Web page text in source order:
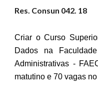
Res. Consun 042. 18
Criar o Curso
Dados na
Administrativas -
matutino e 70 vagas